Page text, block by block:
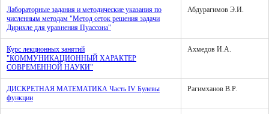
Лабораторные задания и методические указания по
численным методам "Метод сеток решения задачи
Дирихле для уравнения Пуассона"
Абдурагимов Э.И.
Курс лекционных занятий
"КОММУНИКАЦИОННЫЙ ХАРАКТЕР
СОВРЕМЕННОЙ НАУКИ"
Ахмедов И.А.
ДИСКРЕТНАЯ МАТЕМАТИКА Часть IV Булевы
функции
Рагимханов В.Р.